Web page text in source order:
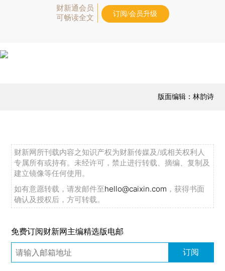
财新通会员
可畅读全文
订阅/会员升级
版面编辑：林韵诗
财新网所刊载内容之知识产权为财新传媒及/或相关权利人
专属所有或持有。未经许可，禁止进行转载、摘编、复制及
建立镜像等任何使用。
如有意愿转载，请发邮件至hello@caixin.com ，获得书面
确认及授权后，方可转载。
免费订阅财新网主编精选版电邮
订阅